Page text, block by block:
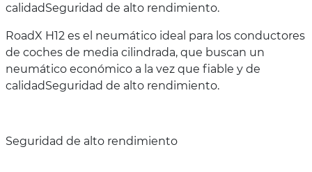
calidadSeguridad de alto rendimiento.
RoadX H12 es el neumático ideal para los conductores
de coches de media cilindrada, que buscan un
neumático económico a la vez que fiable y de
calidadSeguridad de alto rendimiento.
Seguridad de alto rendimiento